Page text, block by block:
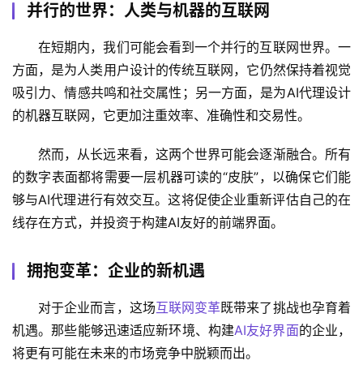
并行的世界：人类与机器的互联网
在短期内，我们可能会看到一个并行的互联网世界。一
方面，是为人类用户设计的传统互联网，它仍然保持着视觉
吸引力、情感共鸣和社交属性；另一方面，是为AI代理设计
的机器互联网，它更加注重效率、准确性和交易性。
然而，从长远来看，这两个世界可能会逐渐融合。所有
的数字表面都将需要一层机器可读的“皮肤”，以确保它们能
够与AI代理进行有效交互。这将促使企业重新评估自己的在
线存在方式，并投资于构建AI友好的前端界面。
拥抱变革：企业的新机遇
对于企业而言，这场互联网变革既带来了挑战也孕育着
机遇。那些能够迅速适应新环境、构建AI友好界面的企业，
将更有可能在未来的市场竞争中脱颖而出。